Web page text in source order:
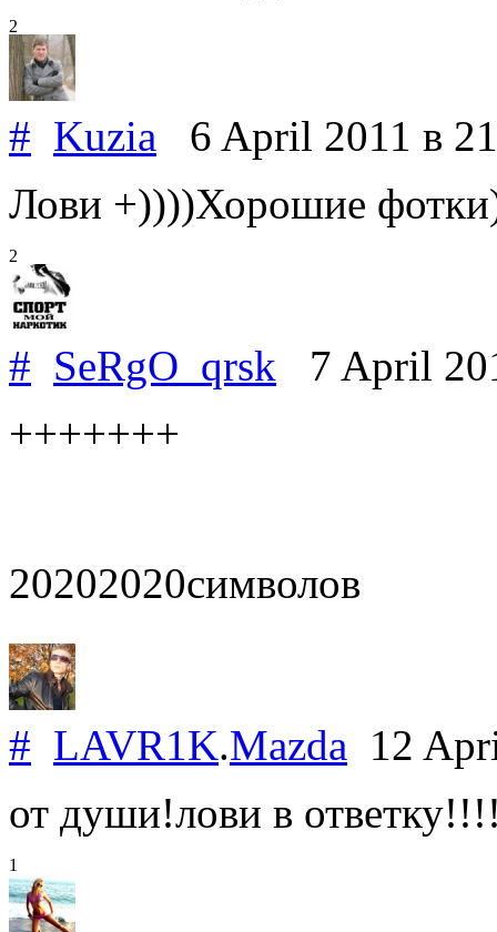
2
# Kuzia 6 April 2011 в
Лови +))))Хорошие
2
# SeRgO_qrsk 7 April
+++++++
20202020символов
# LAVR1K.Mazda 12
от души!лови в
1